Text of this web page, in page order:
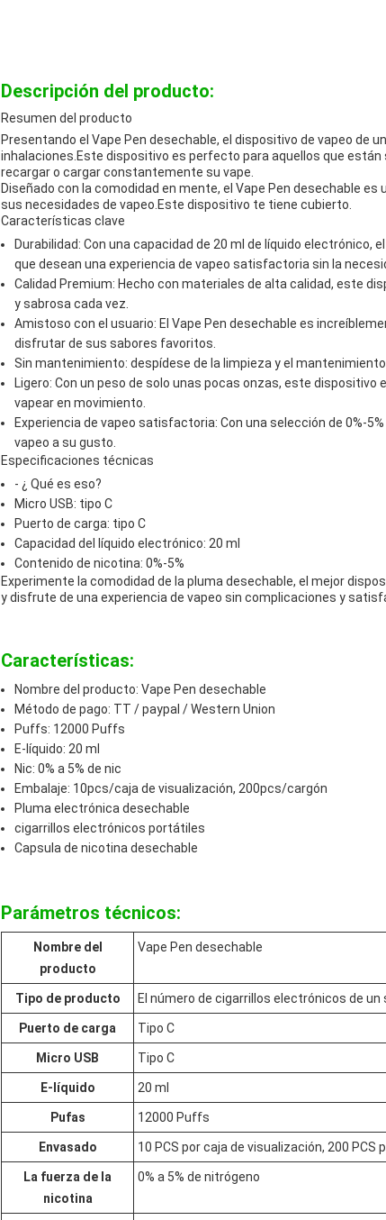
Descripción del producto:
Resumen del producto
Presentando el Vape Pen desechable, el dispositivo de vapeo de
inhalaciones.Este dispositivo es perfecto para aquellos que
recargar o cargar constantemente su vape.
Diseñado con la comodidad en mente, el Vape Pen desechable
sus necesidades de vapeo.Este dispositivo te tiene cubierto.
Características clave
Durabilidad: Con una capacidad de 20 ml de líquido electrónico,
que desean una experiencia de vapeo satisfactoria sin la
Calidad Premium: Hecho con materiales de alta calidad, este
y sabrosa cada vez.
Amistoso con el usuario: El Vape Pen desechable es
disfrutar de sus sabores favoritos.
Sin mantenimiento: despídese de la limpieza y el
Ligero: Con un peso de solo unas pocas onzas, este
vapear en movimiento.
Experiencia de vapeo satisfactoria: Con una selección de 0%-
vapeo a su gusto.
Especificaciones técnicas
- ¿ Qué es eso?
Micro USB: tipo C
Puerto de carga: tipo C
Capacidad del líquido electrónico: 20 ml
Contenido de nicotina: 0%-5%
Experimente la comodidad de la pluma desechable, el mejor
y disfrute de una experiencia de vapeo sin complicaciones y
Características:
Nombre del producto: Vape Pen desechable
Método de pago: TT / paypal / Western Union
Puffs: 12000 Puffs
E-líquido: 20 ml
Nic: 0% a 5% de nic
Embalaje: 10pcs/caja de visualización, 200pcs/cargón
Pluma electrónica desechable
cigarrillos electrónicos portátiles
Capsula de nicotina desechable
Parámetros técnicos:
Nombre del
producto
Vape Pen desechable
Tipo de producto El número de cigarrillos electrónicos de un
Puerto de carga Tipo C
Micro USB Tipo C
E-líquido 20 ml
Pufas 12000 Puffs
Envasado 10 PCS por caja de visualización, 200 PCS
La fuerza de la
nicotina
0% a 5% de nitrógeno